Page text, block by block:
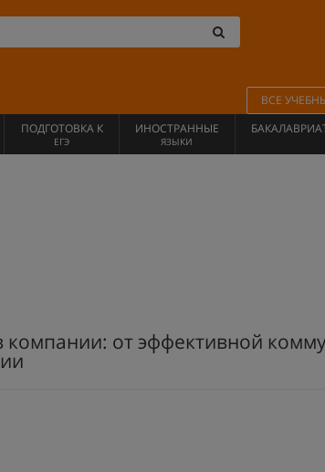
ВСЕ
ПОДГОТОВКА К
ЕГЭ
ИНОСТРАННЫЕ
ЯЗЫКИ
от эффективной